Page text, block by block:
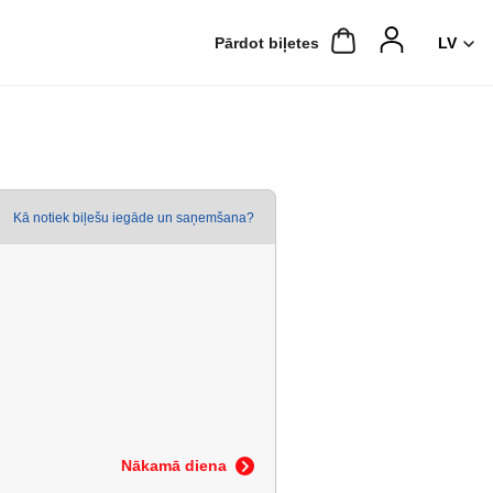
Pārdot biļetes
Kā notiek biļešu iegāde un saņemšana?
Nākamā diena